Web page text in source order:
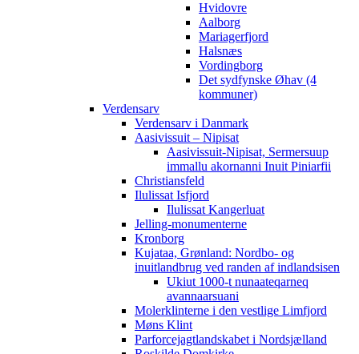
Hvidovre
Aalborg
Mariagerfjord
Halsnæs
Vordingborg
Det sydfynske Øhav (4
kommuner)
Verdensarv
Verdensarv i Danmark
Aasivissuit – Nipisat
Aasivissuit-Nipisat, Sermersuup
immallu akornanni Inuit Piniarfii
Christiansfeld
Ilulissat Isfjord
Ilulissat Kangerluat
Jelling-monumenterne
Kronborg
Kujataa, Grønland: Nordbo- og
inuitlandbrug ved randen af indlandsisen
Ukiut 1000-t nunaateqarneq
avannaarsuani
Molerklinterne i den vestlige Limfjord
Møns Klint
Parforcejagtlandskabet i Nordsjælland